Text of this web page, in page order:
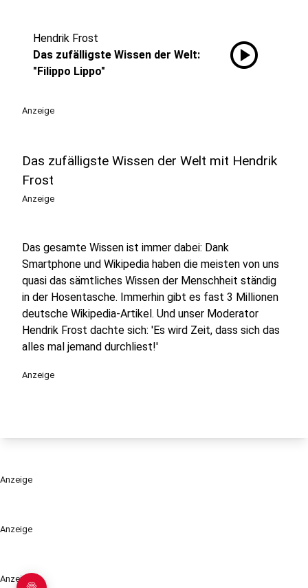
Anzeige
Anzeige
Hendrik Frost
Das zufälligste Wissen der Welt:
"Filippo Lippo"
play_circle
Anzeige
Das zufälligste Wissen der Welt mit Hendrik
Frost
Anzeige
Das gesamte Wissen ist immer dabei: Dank
Smartphone und Wikipedia haben die meisten von uns
quasi das sämtliches Wissen der Menschheit ständig
in der Hosentasche. Immerhin gibt es fast 3 Millionen
deutsche Wikipedia-Artikel. Und unser Moderator
Hendrik Frost dachte sich: 'Es wird Zeit, dass sich das
alles mal jemand durchliest!'
Anzeige
Anzeige